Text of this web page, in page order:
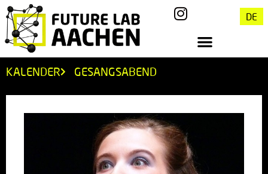
DE
KALENDER GESANGSABEND